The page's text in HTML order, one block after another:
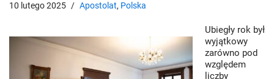
10 lutego 2025 Apostolat, Polska
Ubiegły rok był
wyjątkowy
zarówno pod
względem
liczby